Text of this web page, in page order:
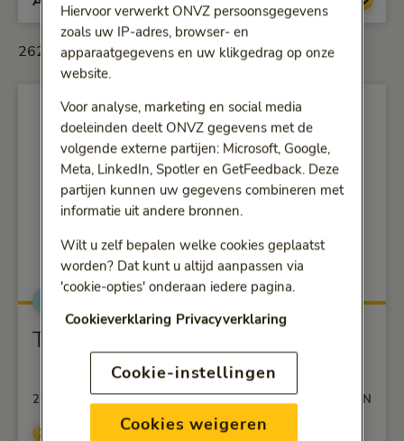
262 artikelen weergegeven
alt="Tips voor sporten met warm weer">
Tips voor sporten met warm weer
22-06-2026 3 MINUTEN
Artikel lezen
Hiervoor verwerkt ONVZ persoonsgegevens
zoals uw IP-adres, browser- en
apparaatgegevens en uw klikgedrag op onze
website.
Voor analyse, marketing en social media
doeleinden deelt ONVZ gegevens met de
volgende externe partijen: Microsoft, Google,
Meta, LinkedIn, Spotler en GetFeedback. Deze
partijen kunnen uw gegevens combineren met
informatie uit andere bronnen.
Wilt u zelf bepalen welke cookies geplaatst
worden? Dat kunt u altijd aanpassen via
'cookie-opties' onderaan iedere pagina.
Cookieverklaring Privacyverklaring
Cookie-instellingen
Cookies weigeren